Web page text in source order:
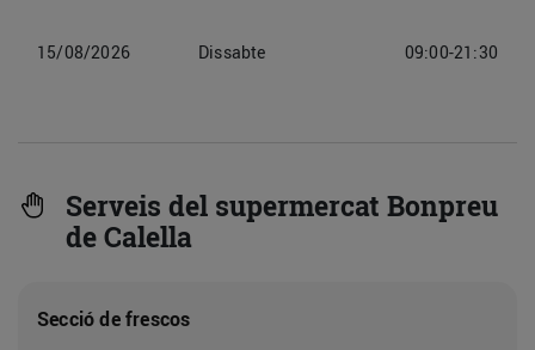
15/08/2026 Dissabte 09:00-21:30
Serveis del supermercat Bonpreu
de Calella
Secció de frescos